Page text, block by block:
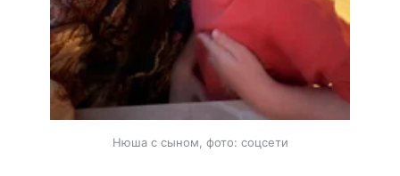
Нюша с сыном, фото: соцсети